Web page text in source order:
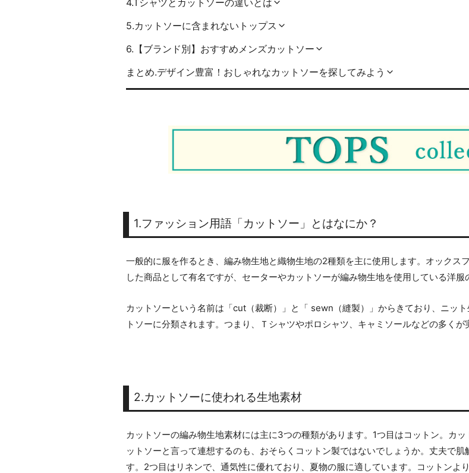
4.Tシャツとカットソーの違いとは
5.カットソーに含まれないトップス
6.【ブランド別】おすすめメンズカットソー
まとめ.デザイン豊富！おしゃれなカットソーを探してみよう
1.ファッション用語「カットソー」とはなにか？
一般的に服を作るとき、編み物生地と織物生地の2種類を主に使用します。オックス
した商品として有名ですが、セーターやカットソーが編み物生地を使用している洋服
カットソーという名前は「cut（裁断）」と「 sewn（縫製）」からきており、ニッ
トソーに分類されます。つまり、Ｔシャツやポロシャツ、キャミソールなどの多くが
2.カットソーに使われる生地素材
カットソーの編み物生地素材には主に3つの種類があります。1つ目はコットン。カ
ットソーと言って連想するのも、おそらくコットン製ではないでしょうか。丈夫で
す。2つ目はリネンで、通気性に優れており、夏物の服に適しています。コットンよ